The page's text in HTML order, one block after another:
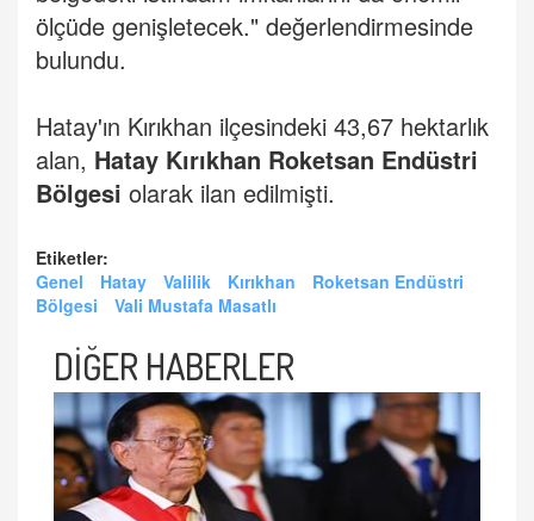
ölçüde genişletecek." değerlendirmesinde
bulundu.
Hatay'ın Kırıkhan ilçesindeki 43,67 hektarlık
alan, Hatay Kırıkhan Roketsan Endüstri
Bölgesi olarak ilan edilmişti.
Etiketler:
Genel
Hatay Valilik Kırıkhan
Roketsan Endüstri
Bölgesi
Vali Mustafa Masatlı
DİĞER HABERLER